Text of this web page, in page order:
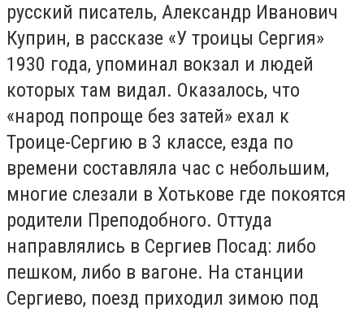
русский писатель, Александр Иванович
Куприн, в рассказе «У троицы Сергия»
1930 года, упоминал вокзал и людей
которых там видал. Оказалось, что
«народ попроще без затей» ехал к
Троице-Сергию в 3 классе, езда по
времени составляла час с небольшим,
многие слезали в Хотькове где покоятся
родители Преподобного. Оттуда
направлялись в Сергиев Посад: либо
пешком, либо в вагоне. На станции
Сергиево, поезд приходил зимою под